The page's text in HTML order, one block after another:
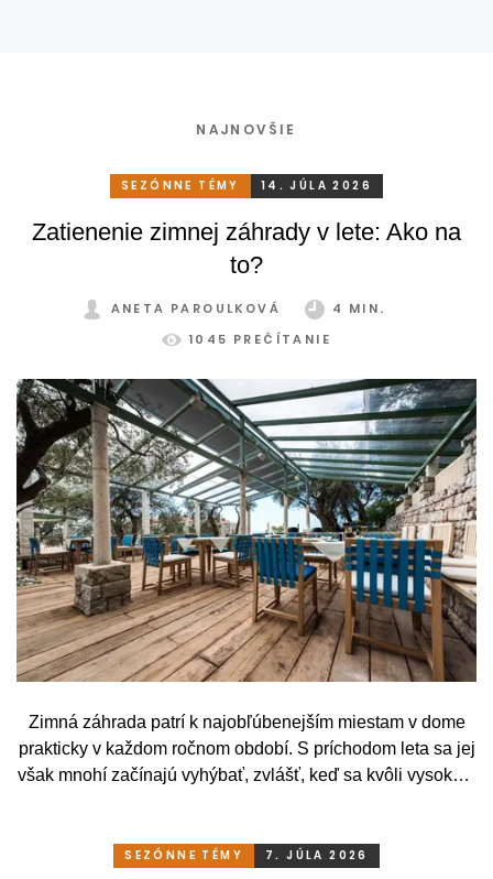
NAJNOVŠIE
SEZÓNNE TÉMY 14. JÚLA 2026
Zatienenie zimnej záhrady v lete: Ako na
to?
ANETA PAROULKOVÁ
4 MIN.
1045 PREČÍTANIE
Zimná záhrada patrí k najobľúbenejším miestam v dome
prakticky v každom ročnom období. S príchodom leta sa jej
však mnohí začínajú vyhýbať, zvlášť, keď sa kvôli vysokým
stačí relatívne málo. So správnym, praktickým a šikovným
SEZÓNNE TÉMY 7. JÚLA 2026